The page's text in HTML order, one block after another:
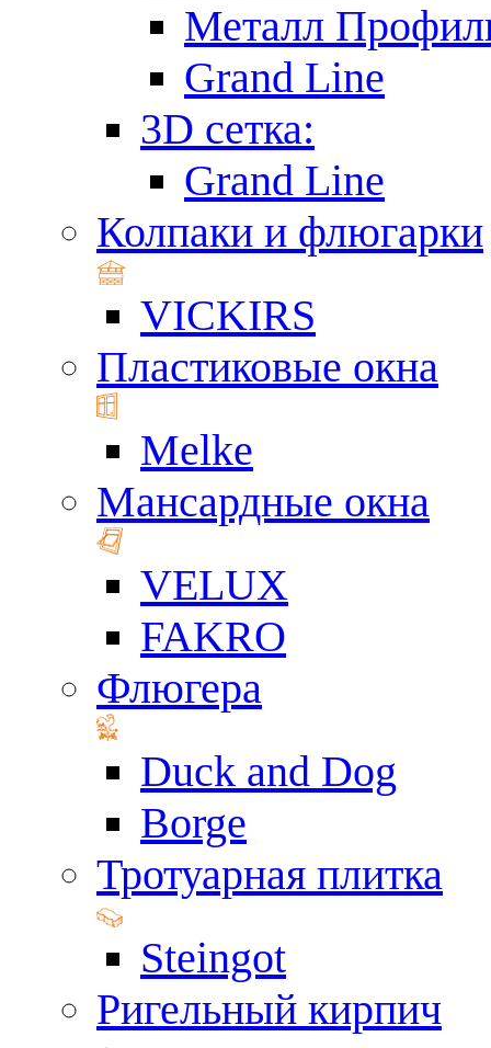
Металл
Grand Line
3D сетка:
Grand Line
Колпаки и флюгарки
VICKIRS
Пластиковые окна
Melke
Мансардные окна
VELUX
FAKRO
Флюгера
Duck and Dog
Borge
Тротуарная плитка
Steingot
Ригельный кирпич